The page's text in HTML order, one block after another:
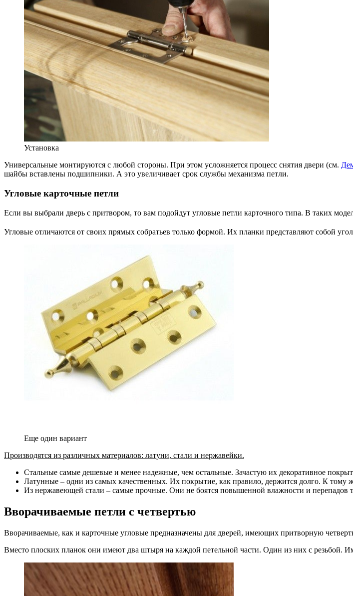
Установка
Универсальные монтируются с любой стороны. При этом усложняется процесс снятия двери (см.
шайбы вставлены подшипники. А это увеличивает срок службы механизма петли.
Угловые карточные петли
Если вы выбрали дверь с притвором, то вам подойдут угловые петли карточного типа. В таких
Угловые отличаются от своих прямых собратьев только формой. Их планки представляют собой
Еще один вариант
Производятся из различных материалов: латуни, стали и нержавейки.
Стальные самые дешевые и менее надежные, чем остальные. Зачастую их декоративное
Латунные – одни из самых качественных. Их покрытие, как правило, держится долго. К тому
Из нержавеющей стали – самые прочные. Они не боятся повышенной влажности и перепадов
Вворачиваемые петли с четвертью
Вворачиваемые, как и карточные угловые предназначены для дверей, имеющих притворную
Вместо плоских планок они имеют два штыря на каждой петельной части. Один из них с резьбой.